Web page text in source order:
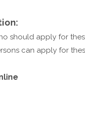
should apply for
can apply for